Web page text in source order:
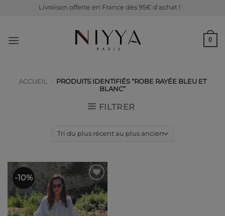
Livraison offerte en France dès 95€ d'achat !
0
ACCUEIL
PRODUITS IDENTIFIÉS “ROBE RAYÉE BLEU ET
BLANC”
FILTRER
-10%
Ajouter
à ma
liste de
souhaits